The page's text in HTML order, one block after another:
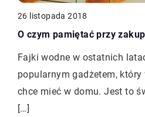
26 listopada 2018
O czym pamiętać przy
Fajki wodne w ostatnich
popularnym gadżetem, który
chce mieć w domu. Jest to
[…]